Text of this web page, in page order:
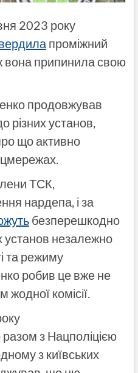
2023 року
проміжний
вона припинила свою
продовжував
різних установ,
що активно
ТСК,
нардепа, і за
безперешкодно
установ незалежно
та режиму
робив це вже не
комісії.
з Нацполіцією
з київських